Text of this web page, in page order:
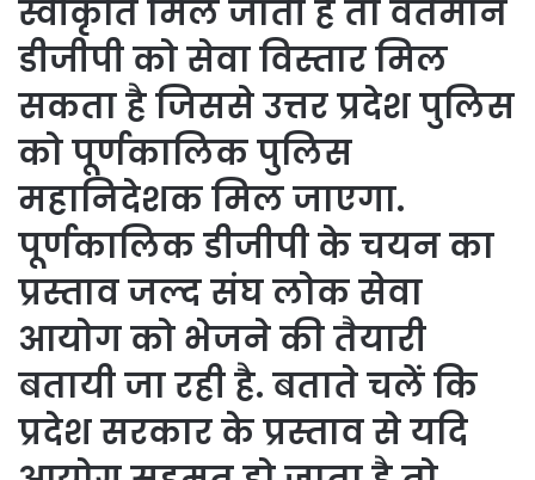
स्वीकृति मिल जाती है तो वर्तमान
डीजीपी को सेवा विस्तार मिल
सकता है जिससे उत्तर प्रदेश पुलिस
को पूर्णकालिक पुलिस
महानिदेशक मिल जाएगा.
पूर्णकालिक डीजीपी के चयन का
प्रस्ताव जल्द संघ लोक सेवा
आयोग को भेजने की तैयारी
बतायी जा रही है. बताते चलें कि
प्रदेश सरकार के प्रस्ताव से यदि